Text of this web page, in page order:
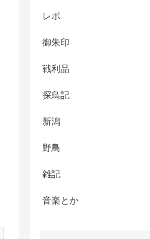
レポ
御朱印
戦利品
探鳥記
新潟
野鳥
雑記
音楽とか